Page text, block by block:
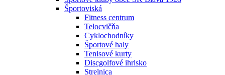
Športoviská
Fitness centrum
Telocvičňa
Cyklochodníky
Športové haly
Tenisové kurty
Discgolfové ihrisko
Strelnica